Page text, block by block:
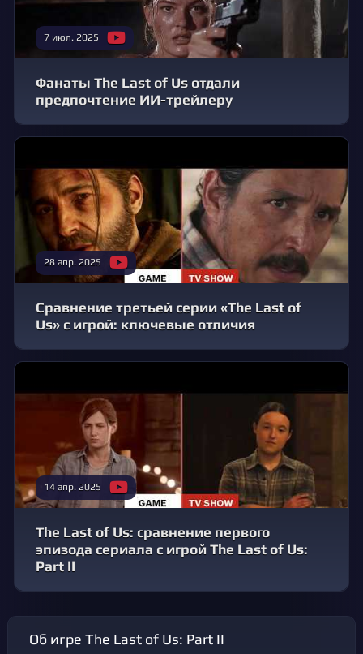
7 июл. 2025
Фанаты The Last of Us отдали
предпочтение ИИ-трейлеру
28 апр. 2025
Сравнение третьей серии «The Last of
Us» с игрой: ключевые отличия
14 апр. 2025
The Last of Us: сравнение первого
эпизода сериала с игрой The Last of Us:
Part II
Об игре The Last of Us: Part II